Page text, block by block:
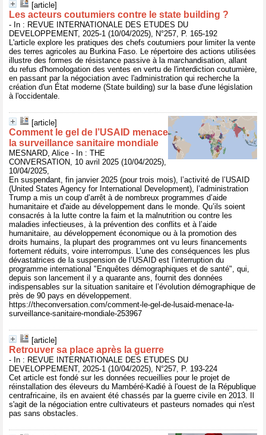
[article]
Les acteurs coutumiers contre le state building ?
- In : REVUE INTERNATIONALE DES ETUDES DU
DEVELOPPEMENT, 2025-1 (10/04/2025), N°257, P. 165-192
L'article explore les pratiques des chefs coutumiers pour limiter la vente
des terres agricoles au Burkina Faso. Le répertoire des actions utilisées
illustre des formes de résistance passive à la marchandisation, allant
du refus d'homologation des ventes en vertu de l'interdiction coutumière,
en passant par la négociation avec l'administration qui recherche la
création d'un État moderne (State building) sur la base d'une législation
à l'occidentale.
[article]
Comment le gel de l’USAID menace
la surveillance sanitaire mondiale
MESNARD, Alice - In : THE
CONVERSATION, 10 avril 2025 (10/04/2025),
10/04/2025,
En suspendant, fin janvier 2025 (pour trois mois), l’activité de l’USAID
(United States Agency for International Development), l’administration
Trump a mis un coup d’arrêt à de nombreux programmes d’aide
humanitaire et d'aide au développement dans le monde. Qu’ils soient
consacrés à la lutte contre la faim et la malnutrition ou contre les
maladies infectieuses, à la prévention des conflits et à l’aide
humanitaire, au développement économique ou à la promotion des
droits humains, la plupart des programmes ont vu leurs financements
fortement réduits, voire interrompus. L’une des conséquences les plus
dévastatrices de la suspension de l’USAID est l’interruption du
programme international "Enquêtes démographiques et de santé", qui,
depuis son lancement il y a quarante ans, fournit des données
indispensables sur la situation sanitaire et l’évolution démographique de
près de 90 pays en développement.
https://theconversation.com/comment-le-gel-de-lusaid-menace-la-
surveillance-sanitaire-mondiale-253967
[article]
Retrouver sa place après la guerre
- In : REVUE INTERNATIONALE DES ETUDES DU
DEVELOPPEMENT, 2025-1 (10/04/2025), N°257, P. 193-224
Cet article est fondé sur les données recueillies pour le projet de
réinstallation des éleveurs du Mambéré-Kadié à l'ouest de la République
centrafricaine, ils en avaient été chassés par la guerre civile en 2013. Il
s'agit de la négociation entre cultivateurs et pasteurs nomades qui n'est
pas sans obstacles.